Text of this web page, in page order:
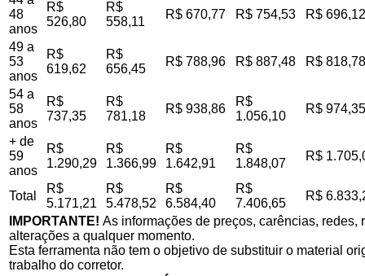
48
anos
R$
526,80
R$
558,11
R$ 670,77 R$ 754,53 R$ 696,12
49 a
53
anos
R$
619,62
R$
656,45
R$ 788,96 R$ 887,48 R$ 818,78
54 a
58
anos
R$
737,35
R$
781,18
R$ 938,86
R$
1.056,10
R$ 974,35
+ de
59
anos
R$
1.290,29
R$
1.366,99
R$
1.642,91
R$
1.848,07
R$
Total
R$
5.171,21
R$
5.478,52
R$
6.584,40
R$
7.406,65
R$
IMPORTANTE! As informações de preços, carências,
alterações a qualquer momento.
Esta ferramenta não tem o objetivo de substituir o material
trabalho do corretor.